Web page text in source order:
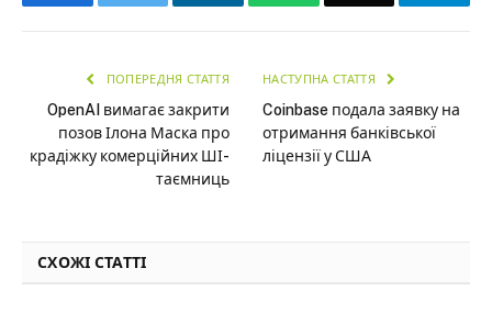
ПОПЕРЕДНЯ СТАТТЯ
OpenAI вимагає закрити
позов Ілона Маска про
крадіжку комерційних ШІ-
таємниць
НАСТУПНА СТАТТЯ
Coinbase подала заявку на
отримання банківської
ліцензії у США
СХОЖІ СТАТТІ